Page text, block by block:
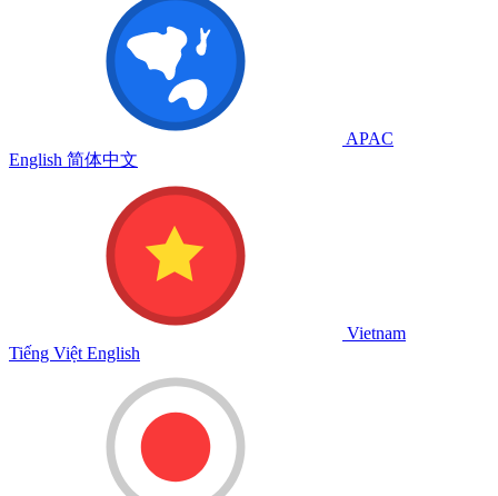
APAC
English 简体中文
Vietnam
Tiếng Việt English